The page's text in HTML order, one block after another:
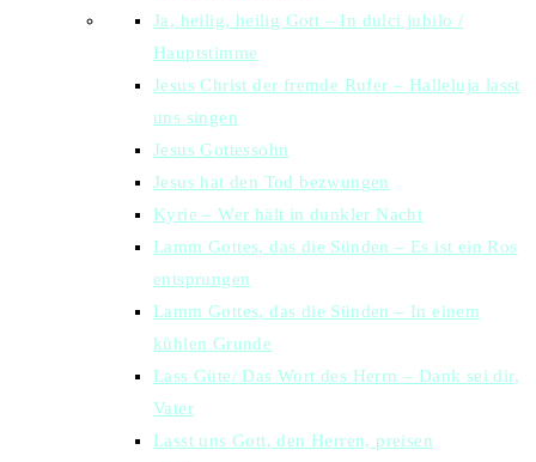
Ja, heilig, heilig Gott – In dulci jubilo /
Hauptstimme
Jesus Christ der fremde Rufer – Halleluja lasst
uns singen
Jesus Gottessohn
Jesus hat den Tod bezwungen
Kyrie – Wer hält in dunkler Nacht
Lamm Gottes, das die Sünden – Es ist ein Ros
entsprungen
Lamm Gottes, das die Sünden – In einem
kühlen Grunde
Lass Güte/ Das Wort des Herrn – Dank sei dir,
Vater
Lasst uns Gott, den Herren, preisen